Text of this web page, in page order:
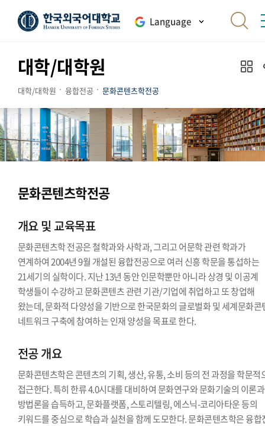
Language
대학/대학원
대학/대학원 융합전공 문화콘텐츠학전공
문화콘텐츠학전공
개요 및 교육목표
문화콘텐츠학 전공은 철학과와 사학과, 그리고 어문학 관련 학과가
연계하여 2004년 9월 개설된 융합전공으로 여러 신흥 학문을 통섭하는
21세기의 실학이다. 지난 13년 동안 인문학뿐만 아니라 상경 및 이공계
학생들이 수강하고 문화콘텐츠 관련 기관/기업에 취업하고 또 창업해
왔는데, 문화적 다양성을 기반으로 한국문화의 글로벌화 및 세계문화콘
네트워크 구축에 참여하는 인재 양성을 목표로 한다.
전공 개요
문화콘텐츠학은 콘텐츠의 기획, 생산, 유통, 소비 등의 전 과정을 학문적
접근한다. 특히 한류 4.0시대를 대비하여 문화연구와 문화기술의 이론과
방법론을 습득하고, 문화플랫폼, 스토리텔링, 에스닉-코리아타운 등의
키워드를 중심으로 학습과 실천을 함께 도모한다. 문화콘텐츠학은 융합